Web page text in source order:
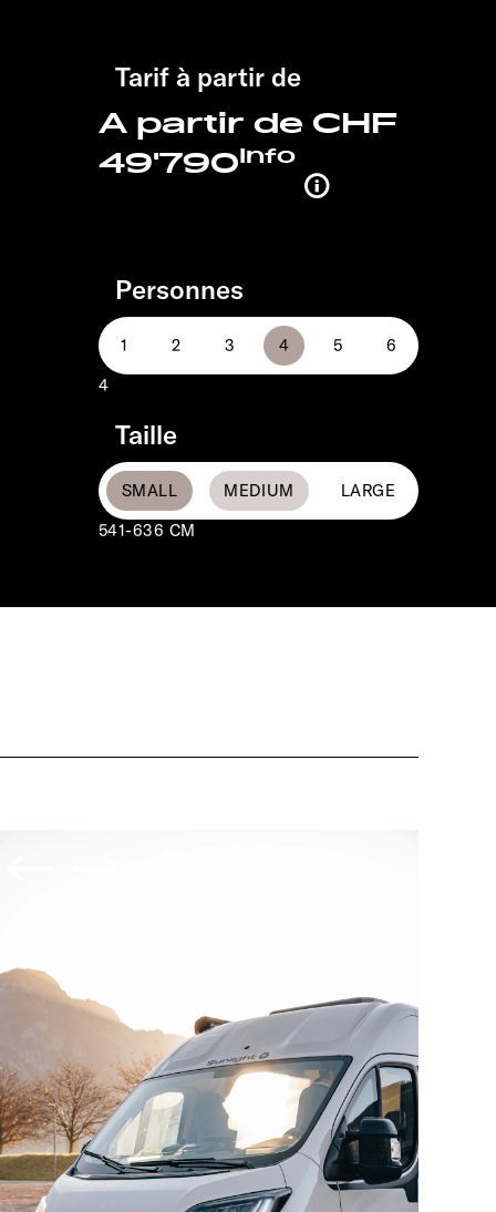
Tarif à partir de
A partir de CHF
49'790Info
Personnes
4
Taille
541-636 CM